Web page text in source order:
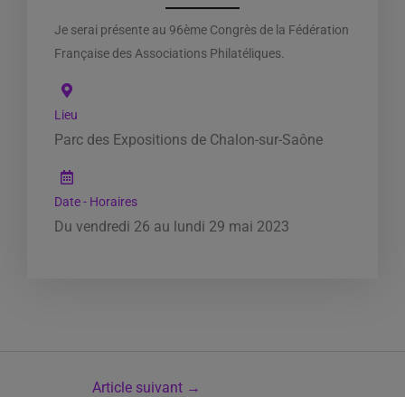
Je serai présente au 96ème Congrès de la Fédération
Française des Associations Philatéliques.
Lieu
Parc des Expositions de Chalon-sur-Saône
Date - Horaires
Du vendredi 26 au lundi 29 mai 2023
Article suivant →